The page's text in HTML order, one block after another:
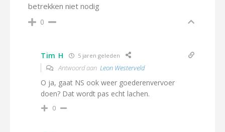
betrekken niet nodig
0
Tim H 5 jaren geleden
Antwoord aan Leon Westerveld
O ja, gaat NS ook weer goederenvervoer
doen? Dat wordt pas echt lachen.
0